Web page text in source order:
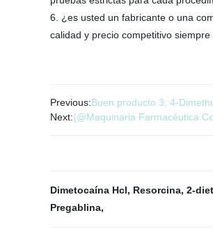
6. ¿es usted un fabricante o una
calidad y precio competitivo siempre
Previous:Buen producto 3, 4-
Next:{@Maquinaria Farmacéutica
Dimetocaína Hcl, Resorcina, 2-
Pregablina,